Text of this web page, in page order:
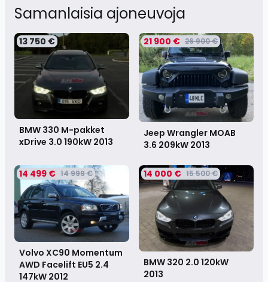
Samanlaisia ​​ajoneuvoja
13 750 €
BMW 330 M-pakket
xDrive 3.0 190kW 2013
21 900 € 26 900 €
Jeep Wrangler MOAB
3.6 209kW 2013
14 499 € 14 999 €
Volvo XC90 Momentum
AWD Facelift EU5 2.4
147kW 2012
14 000 € 15 500 €
BMW 320 2.0 120kW
2013